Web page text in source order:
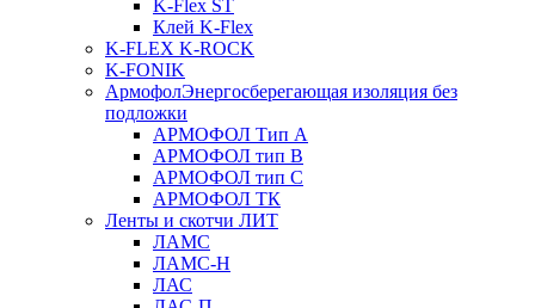
K-Flex ST
Клей K-Flex
K-FLEX K-ROCK
K-FONIK
АрмофолЭнергосберегающая изоляция без
подложки
АРМОФОЛ Тип А
АРМОФОЛ тип В
АРМОФОЛ тип C
АРМОФОЛ ТК
Ленты и скотчи ЛИТ
ЛАМС
ЛАМС-Н
ЛАС